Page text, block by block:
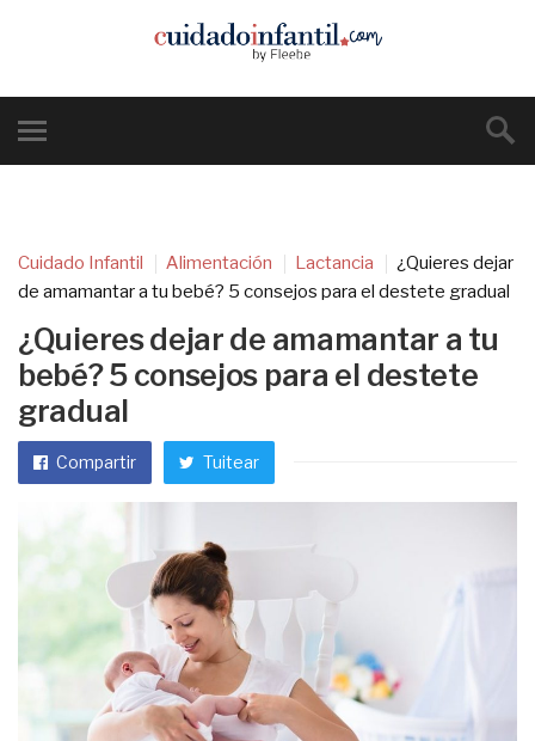
Cuidado Infantil Alimentación Lactancia
¿Quieres dejar
de amamantar a tu bebé? 5 consejos para el destete gradual
¿Quieres dejar de amamantar a tu
bebé? 5 consejos para el destete
gradual
Compartir Tuitear